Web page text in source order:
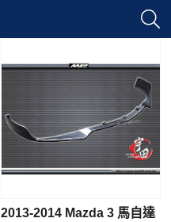
2013-2014 Mazda 3 馬自達